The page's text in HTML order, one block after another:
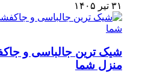
۳۱ تیر ۱۴۰۵
شیک ترین جالباسی و
منزل شما